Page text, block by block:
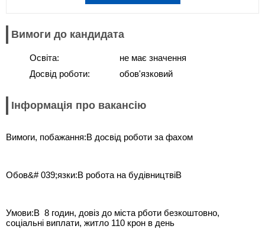
Вимоги до кандидата
Освіта:
Досвід роботи:
не має значення
обов'язковий
Інформація про вакансію
Вимоги, побажання:В досвід роботи за фахом
Обов&# 039;язки:В робота на будівництвіВ
Умови:В 8 годин, довіз до міста рботи безкоштовно,
соціальні виплати, житло 110 крон в день